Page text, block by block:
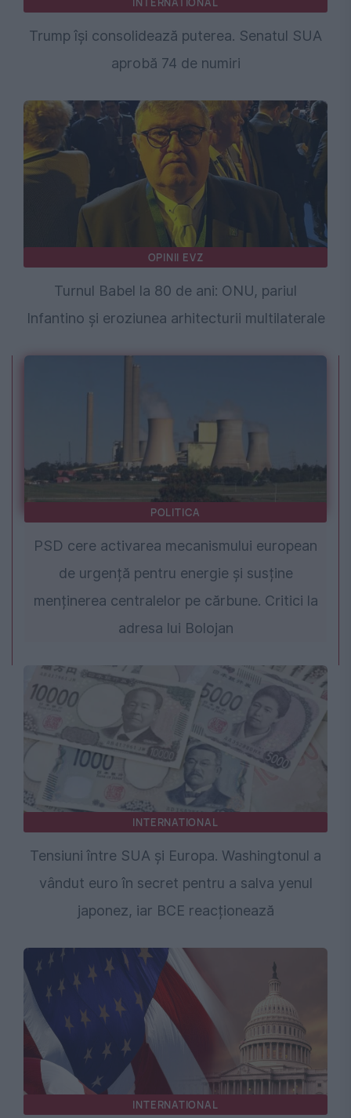
Trump își consolidează puterea. Senatul SUA
aprobă 74 de numiri
OPINII EVZ
Turnul Babel la 80 de ani: ONU, pariul
Infantino și eroziunea arhitecturii multilaterale
POLITICA
PSD cere activarea mecanismului european
de urgență pentru energie și susține
menținerea centralelor pe cărbune. Critici la
adresa lui Bolojan
INTERNATIONAL
Tensiuni între SUA și Europa. Washingtonul a
vândut euro în secret pentru a salva yenul
japonez, iar BCE reacționează
INTERNATIONAL